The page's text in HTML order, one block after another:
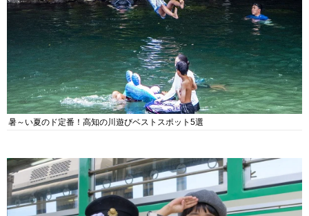
暑～い夏のド定番！高知の川遊びベストスポット5選